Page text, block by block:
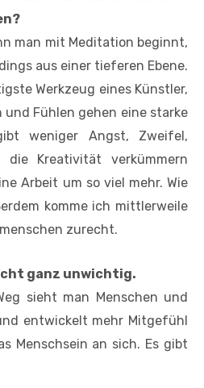
man mit Meditation beginnt,
aus einer tieferen Ebene.
Werkzeug eines Künstler,
Fühlen gehen eine starke
weniger Angst, Zweifel,
Kreativität verkümmern
Arbeit um so viel mehr. Wie
komme ich mittlerweile
zurecht.
ganz unwichtig.
sieht man ­Menschen und
entwickelt mehr Mitgefühl
Menschsein an sich. Es gibt